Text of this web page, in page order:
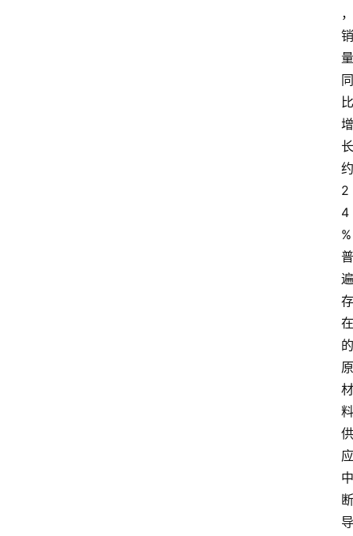
，
销
量
同
比
增
长
约
2
4
%
普
遍
存
在
的
原
材
料
供
应
中
断
导